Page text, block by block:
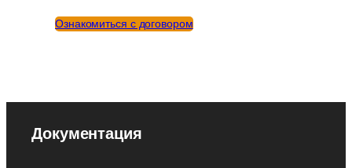
Ознакомиться с договором
Документация